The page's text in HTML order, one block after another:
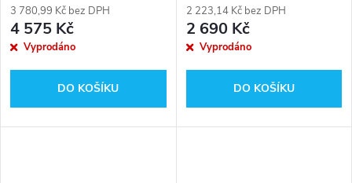
3 780,99 Kč bez DPH
4 575 Kč
Vyprodáno
DO KOŠÍKU
brýle RIWALL PRO RPCS
5140 SET
2 223,14 Kč bez DPH
2 690 Kč
Vyprodáno
DO KOŠÍKU